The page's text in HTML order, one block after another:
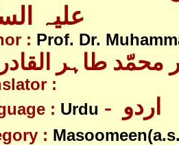
علیہ
: Prof. Dr.
محمّد طاہر
:
: Urdu
: